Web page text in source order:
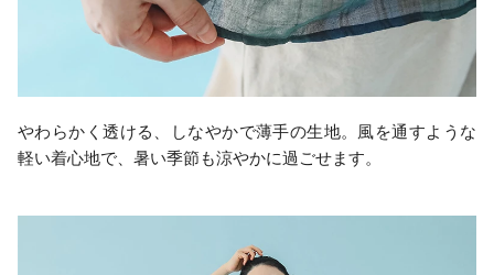
やわらかく透ける、しなやかで薄手の生地。風を通すような
軽い着心地で、暑い季節も涼やかに過ごせます。